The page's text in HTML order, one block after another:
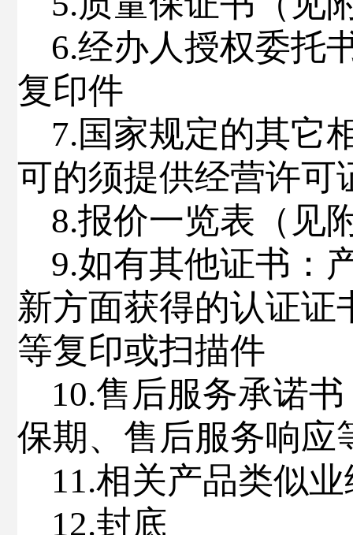
6.经办人授权委托
复印件
7.国家规定的其它
可的须提供经营许可
8.报价一览表（见
9.如有其他证书：
新方面获得的认证证
等复印或扫描件
10.售后服务承诺
保期、售后服务响应
11.相关产品类似业
12.封底